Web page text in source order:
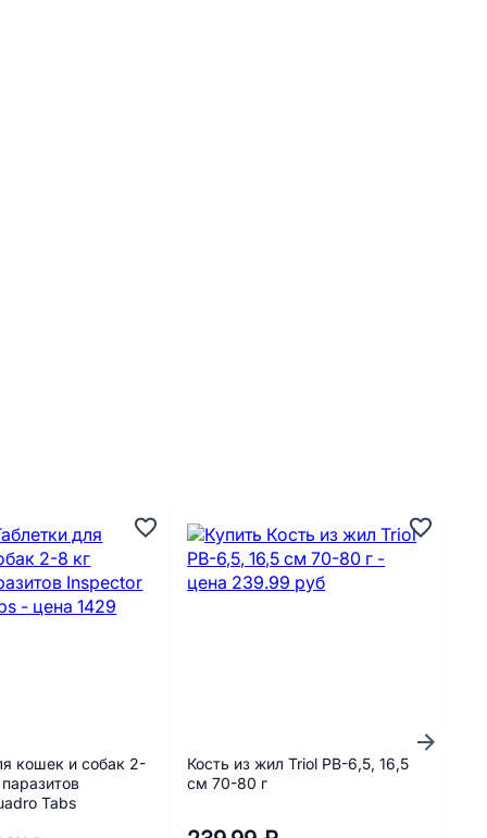
кошек и собак 2-
Tabs
Кость из жил Triol PB-6,5, 16,5
см 70-80 г